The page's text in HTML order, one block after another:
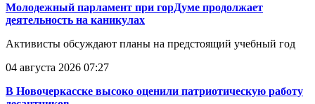
Молодежный парламент при горДуме продолжает
деятельность на каникулах
Активисты обсуждают планы на предстоящий учебный год
04 августа 2026 07:27
В Новочеркасске высоко оценили патриотическую работу